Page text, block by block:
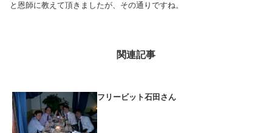
と恩師に教えて頂きましたが、その通りですね。
関連記事
フリービット石田さん